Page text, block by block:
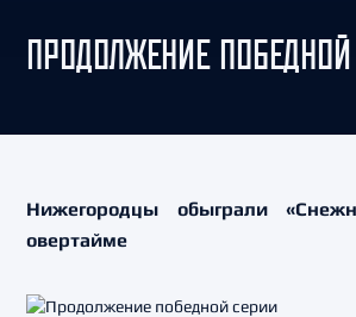
ПРОДОЛЖЕНИЕ
Нижегородцы обыграли
овертайме